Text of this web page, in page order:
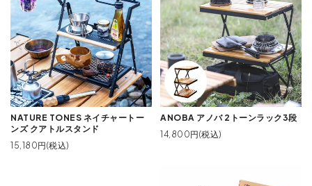
NATURE TONES ネイチャートー
ンズ クアトルスタンド
15,180円(税込)
ANOBA アノバ 2トーンラック3段
14,800円(税込)